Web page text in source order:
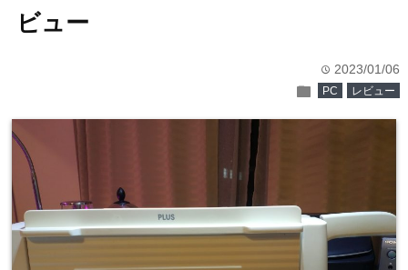
ビュー
time 2023/01/06
folder PC レビュー